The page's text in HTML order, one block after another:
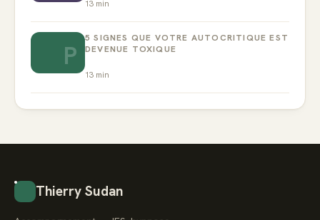
13 min
P
5 SIGNES QUE VOTRE AUTOCRITIQUE EST
DEVENUE TOXIQUE
13 min
Thierry Sudan